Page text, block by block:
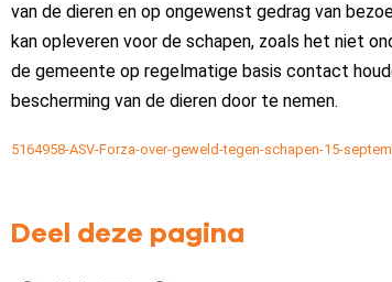
van de dieren en op ongewenst gedrag van
kan opleveren voor de schapen, zoals het niet
de gemeente op regelmatige basis contact
bescherming van de dieren door te nemen.
5164958-ASV-Forza-over-geweld-tegen-schapen-15-
Deel deze pagina